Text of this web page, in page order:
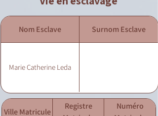
Nom Esclave Surnom Esclave
Marie Catherine Leda
Ville Matricule
Registre
Numéro